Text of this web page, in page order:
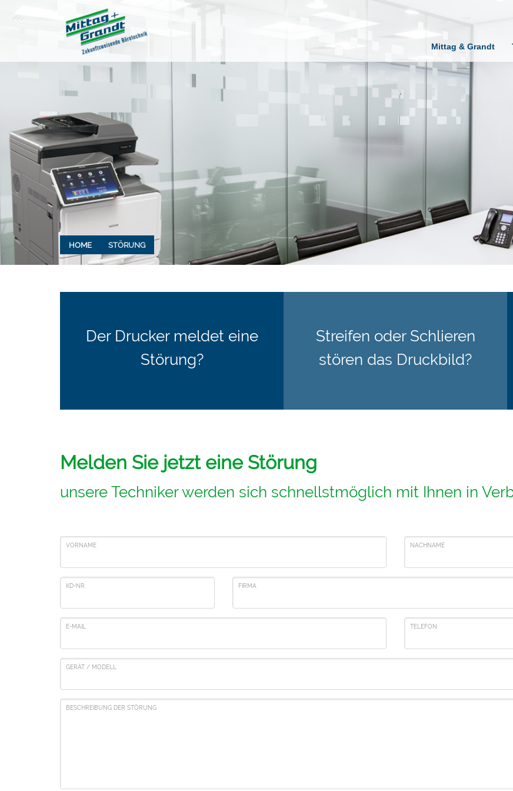
Mittag & Grandt
HOME STÖRUNG
Der Drucker meldet eine
Störung?
Streifen oder Schlieren
stören das Druckbild?
Melden Sie jetzt eine Störung
unsere Techniker werden sich schnellstmöglich mit Ihnen in
VORNAME NACHNAME
KD-NR. FIRMA
E-MAIL TELEFON
GERÄT / MODELL
BESCHREIBUNG DER STÖRUNG